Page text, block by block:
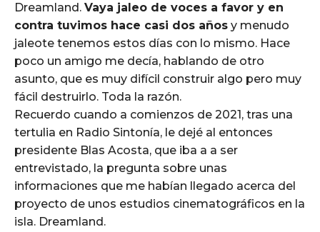
Dreamland. Vaya jaleo de voces a favor y en
contra tuvimos hace casi dos años y menudo
jaleote tenemos estos días con lo mismo. Hace
poco un amigo me decía, hablando de otro
asunto, que es muy difícil construir algo pero muy
fácil destruirlo. Toda la razón.
Recuerdo cuando a comienzos de 2021, tras una
tertulia en Radio Sintonía, le dejé al entonces
presidente Blas Acosta, que iba a a ser
entrevistado, la pregunta sobre unas
informaciones que me habían llegado acerca del
proyecto de unos estudios cinematográficos en la
isla. Dreamland.